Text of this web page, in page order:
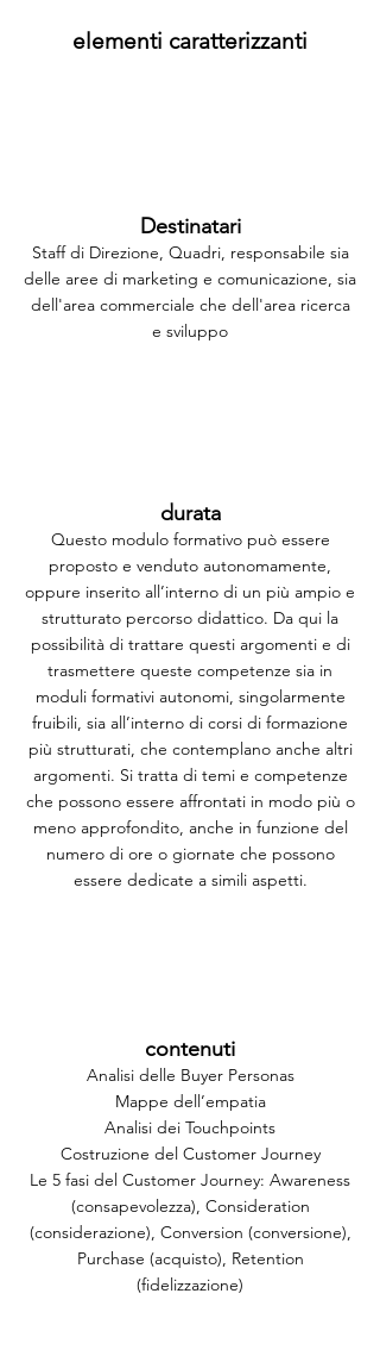
elementi caratterizzanti
Destinatari
Staff di Direzione, Quadri, responsabile sia
delle aree di marketing e comunicazione, sia
dell'area commerciale che dell'area ricerca
e sviluppo
durata
Questo modulo formativo può essere
proposto e venduto autonomamente,
oppure inserito all’interno di un più ampio e
strutturato percorso didattico. Da qui la
possibilità di trattare questi argomenti e di
trasmettere queste competenze sia in
moduli formativi autonomi, singolarmente
fruibili, sia all’interno di corsi di formazione
più strutturati, che contemplano anche altri
argomenti. Si tratta di temi e competenze
che possono essere affrontati in modo più o
meno approfondito, anche in funzione del
numero di ore o giornate che possono
essere dedicate a simili aspetti.
contenuti
Analisi delle Buyer Personas
Mappe dell’empatia
Analisi dei Touchpoints
Costruzione del Customer Journey
Le 5 fasi del Customer Journey: Awareness
(consapevolezza), Consideration
(considerazione), Conversion (conversione),
Purchase (acquisto), Retention
(fidelizzazione)